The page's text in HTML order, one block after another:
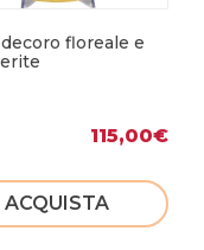
floreale e
115,00€
ACQUISTA